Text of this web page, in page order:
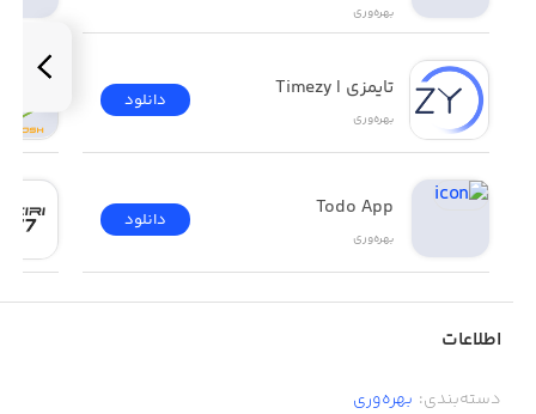
بهره‌وری
تایمزی | Timezy
بهره‌وری
دانلود
Todo App
بهره‌وری
دانلود
اطلاعات
دسته‌بندی: بهره‌وری